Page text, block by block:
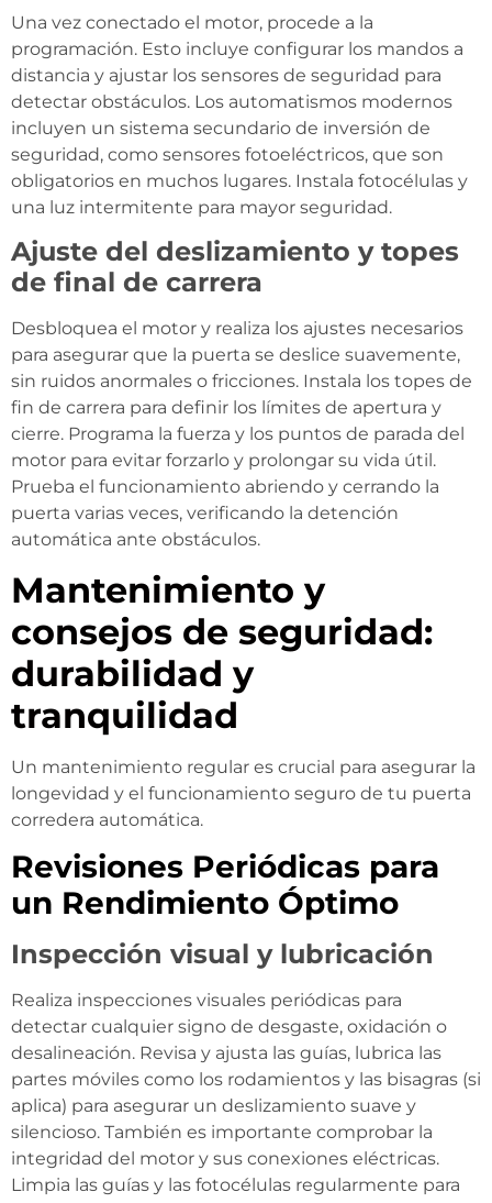
Una vez conectado el motor, procede a la
programación. Esto incluye configurar los mandos a
distancia y ajustar los sensores de seguridad para
detectar obstáculos. Los automatismos modernos
incluyen un sistema secundario de inversión de
seguridad, como sensores fotoeléctricos, que son
obligatorios en muchos lugares. Instala fotocélulas y
una luz intermitente para mayor seguridad.
Ajuste del deslizamiento y topes
de final de carrera
Desbloquea el motor y realiza los ajustes necesarios
para asegurar que la puerta se deslice suavemente,
sin ruidos anormales o fricciones. Instala los topes de
fin de carrera para definir los límites de apertura y
cierre. Programa la fuerza y los puntos de parada del
motor para evitar forzarlo y prolongar su vida útil.
Prueba el funcionamiento abriendo y cerrando la
puerta varias veces, verificando la detención
automática ante obstáculos.
Mantenimiento y
consejos de seguridad:
durabilidad y
tranquilidad
Un mantenimiento regular es crucial para asegurar la
longevidad y el funcionamiento seguro de tu puerta
corredera automática.
Revisiones Periódicas para
un Rendimiento Óptimo
Inspección visual y lubricación
Realiza inspecciones visuales periódicas para
detectar cualquier signo de desgaste, oxidación o
desalineación. Revisa y ajusta las guías, lubrica las
partes móviles como los rodamientos y las bisagras (si
aplica) para asegurar un deslizamiento suave y
silencioso. También es importante comprobar la
integridad del motor y sus conexiones eléctricas.
Limpia las guías y las fotocélulas regularmente para